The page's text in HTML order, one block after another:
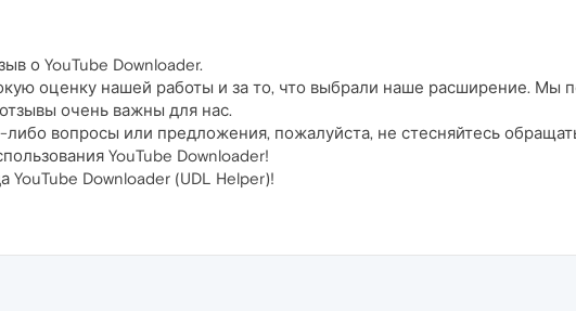
о YouTube Downloader.
оценку нашей работы и за то, что выбрали наше расширение. Мы
очень важны для нас.
либо вопросы или предложения, пожалуйста, не стесняйтесь
YouTube Downloader!
Downloader (UDL Helper)!